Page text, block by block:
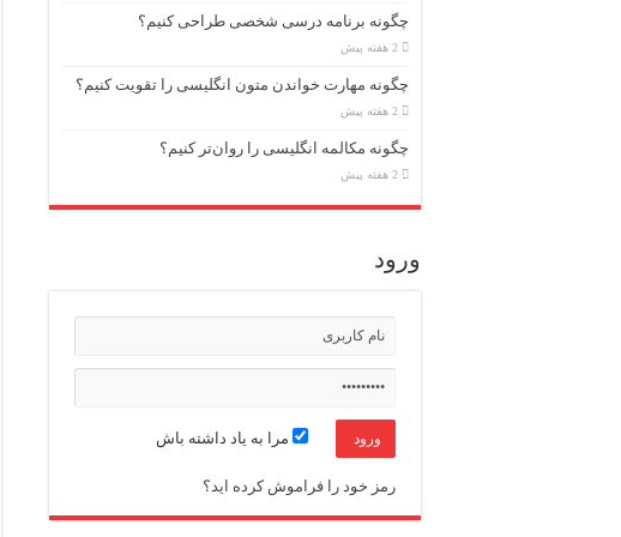
چگونه برنامه درسی شخصی طراحی کنیم؟
2 هفته پیش
چگونه مهارت خواندن متون انگلیسی را تقویت کنیم؟
2 هفته پیش
چگونه مکالمه انگلیسی را روان‌تر کنیم؟
2 هفته پیش
ورود
مرا به یاد داشته باش
رمز خود را فراموش کرده اید؟